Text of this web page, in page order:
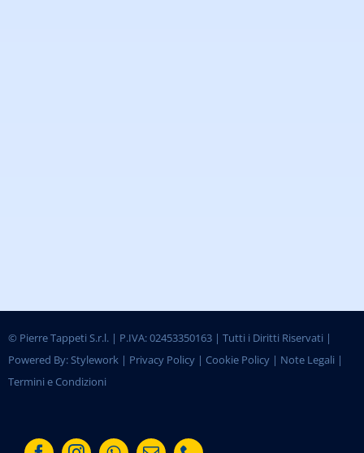
© Pierre Tappeti S.r.l. | P.IVA: 02453350163 | Tutti i Diritti Riservati |
Powered By:Stylework| Privacy Policy| Cookie Policy| Note Legali |
Termini e Condizioni